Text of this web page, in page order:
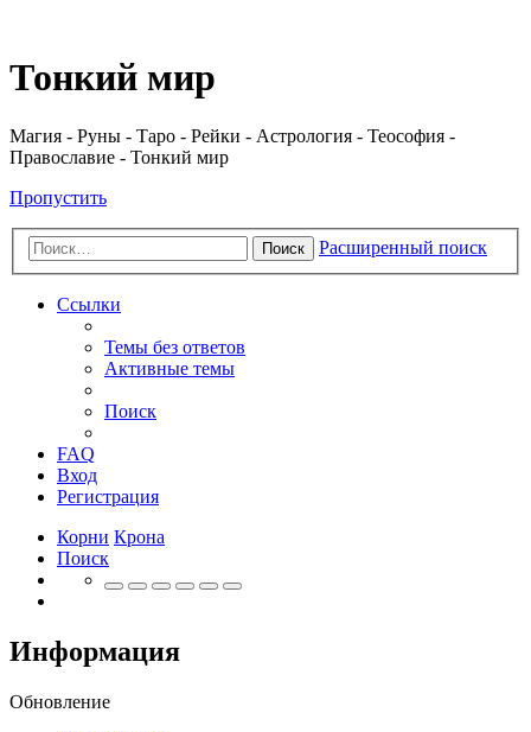
Тонкий мир
Магия - Руны - Таро - Рейки - Астрология - Теософия -
Православие - Тонкий мир
Пропустить
Поиск Расширенный поиск
Ссылки
Темы без ответов
Активные темы
Поиск
FAQ
Вход
Регистрация
Корни Крона
Поиск
Информация
Обновление